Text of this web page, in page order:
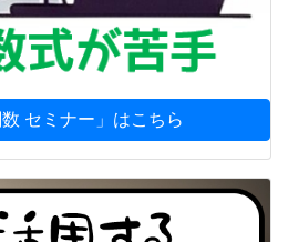
数 セミナー」はこちら